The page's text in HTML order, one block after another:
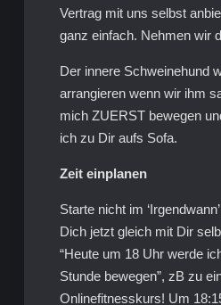
Vertrag mit uns selbst
ganz einfach. Nehmen wir
Der innere Schweinehund
arrangieren wenn wir ihm
mich ZUERST bewegen
ich zu Dir aufs Sofa.
Zeit einplanen
Starte nicht im
Dich jetzt gleich mit Dir
“Heute um 18 Uhr werde
Stunde bewegen”, zB zu
Onlinefitnesskurs! Um